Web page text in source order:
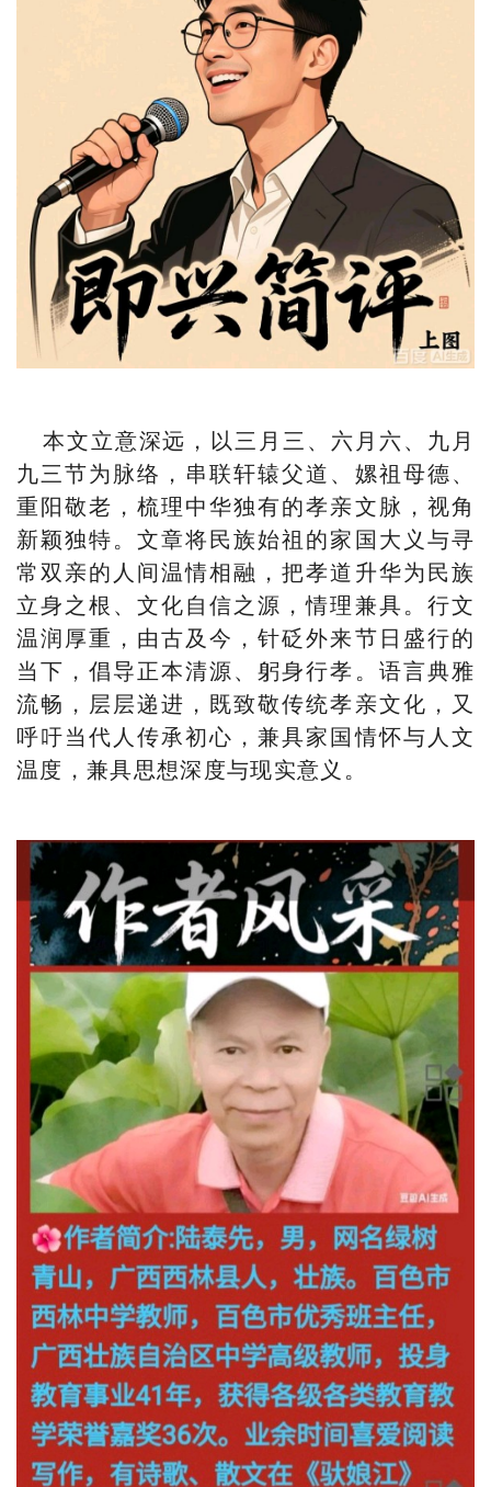
本文立意深远，以三月三、六月六、九月
九三节为脉络，串联轩辕父道、嫘祖母德、
重阳敬老，梳理中华独有的孝亲文脉，视角
新颖独特。文章将民族始祖的家国大义与寻
常双亲的人间温情相融，把孝道升华为民族
立身之根、文化自信之源，情理兼具。行文
温润厚重，由古及今，针砭外来节日盛行的
当下，倡导正本清源、躬身行孝。语言典雅
流畅，层层递进，既致敬传统孝亲文化，又
呼吁当代人传承初心，兼具家国情怀与人文
温度，兼具思想深度与现实意义。